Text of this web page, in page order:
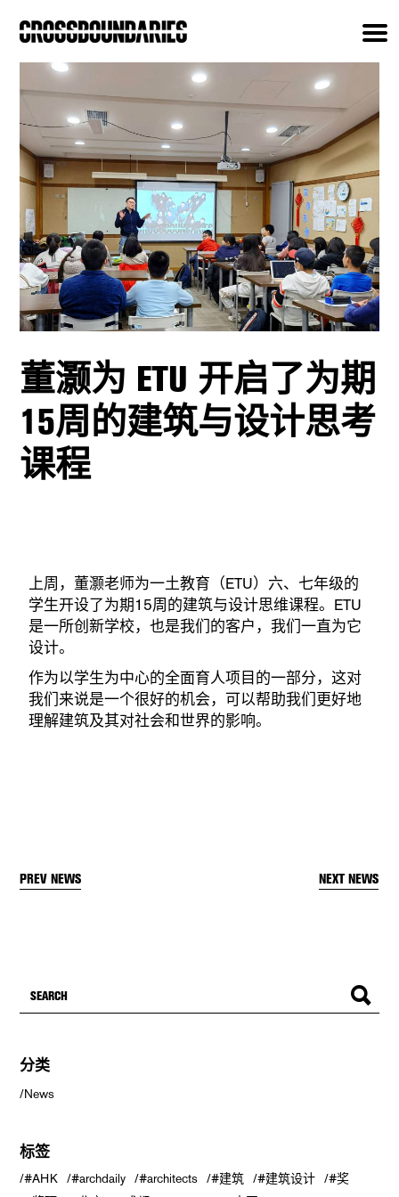
董灏为 ETU 开启了为期
15周的建筑与设计思考
课程
上周，董灏老师为一土教育（ETU）六、七年级的
学生开设了为期15周的建筑与设计思维课程。ETU
是一所创新学校，也是我们的客户，我们一直为它
设计。
作为以学生为中心的全面育人项目的一部分，这对
我们来说是一个很好的机会，可以帮助我们更好地
理解建筑及其对社会和世界的影响。
PREV NEWS NEXT NEWS
分类
News
标签
#AHK #archdaily #architects #建筑 #建筑设计
#奖